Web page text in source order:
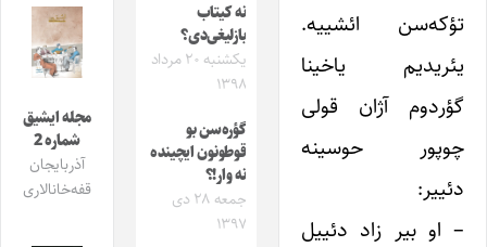
تؤکه‌سن ائشییه.
یئریدیم یاخینا
گؤردوم آژان قولی
چوپور حوسینه
دئییر:
– او بیر زاد دئییل
نه کیتاب
بازلیغی‌دی؟
یکشنبه ۲۰ مرداد
۱۳۹۸
گؤره‌سن بو
قوطونون ایچینده
نه وار!؟
جمعه ۲۸ دی
۱۳۹۷
مجله ایشیق
شماره 2
آذربایجان
قفه‌خانالاری